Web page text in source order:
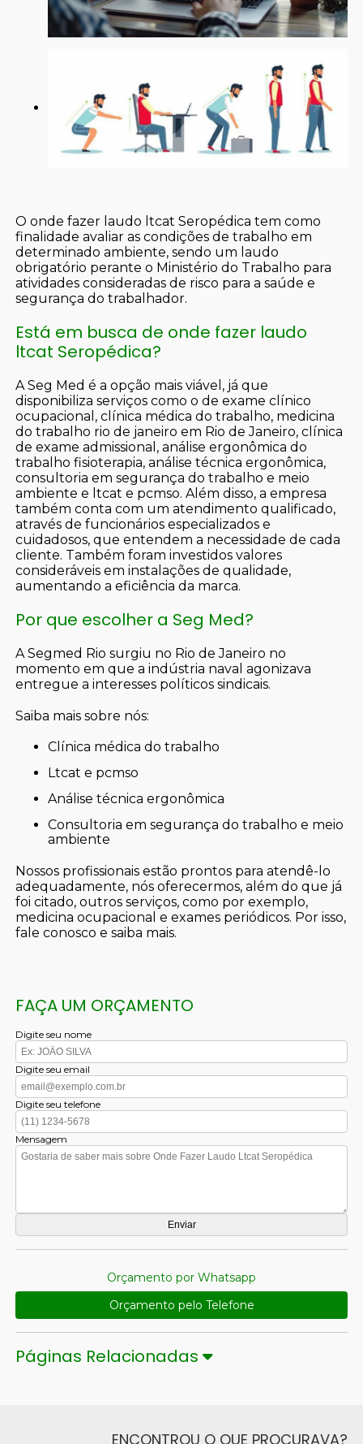
O onde fazer laudo ltcat Seropédica tem como
finalidade avaliar as condições de trabalho em
determinado ambiente, sendo um laudo
obrigatório perante o Ministério do Trabalho para
atividades consideradas de risco para a saúde e
segurança do trabalhador.
Está em busca de onde fazer laudo
ltcat Seropédica?
A Seg Med é a opção mais viável, já que
disponibiliza serviços como o de exame clínico
ocupacional, clínica médica do trabalho, medicina
do trabalho rio de janeiro em Rio de Janeiro, clínica
de exame admissional, análise ergonômica do
trabalho fisioterapia, análise técnica ergonômica,
consultoria em segurança do trabalho e meio
ambiente e ltcat e pcmso. Além disso, a empresa
também conta com um atendimento qualificado,
através de funcionários especializados e
cuidadosos, que entendem a necessidade de cada
cliente. Também foram investidos valores
consideráveis em instalações de qualidade,
aumentando a eficiência da marca.
Por que escolher a Seg Med?
A Segmed Rio surgiu no Rio de Janeiro no
momento em que a indústria naval agonizava
entregue a interesses políticos sindicais.
Saiba mais sobre nós:
clínica médica do trabalho
ltcat e pcmso
análise técnica ergonômica
consultoria em segurança do trabalho e meio
ambiente
Nossos profissionais estão prontos para atendê-lo
adequadamente, nós oferecermos, além do que já
foi citado, outros serviços, como por exemplo,
medicina ocupacional e exames periódicos. Por isso,
fale conosco e saiba mais.
FAÇA UM ORÇAMENTO
Digite seu nome
Digite seu email
Digite seu telefone
Mensagem
Orçamento por Whatsapp
Orçamento pelo Telefone
Páginas Relacionadas
ENCONTROU O QUE PROCURAVA?